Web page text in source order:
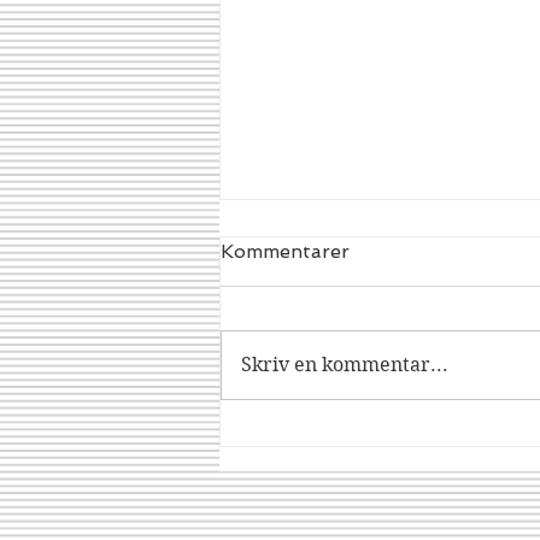
Dracorex
Kommentarer
Skriv en kommentar...